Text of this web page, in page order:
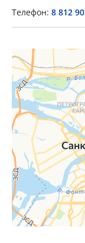
Телефон: 8 812